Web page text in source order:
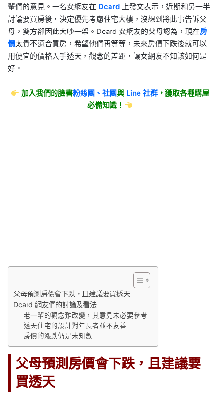
輩們的意見。一名女網友在 Dcard 上發文表示，近期和另一半
討論要買房後，決定優先考慮住宅大樓，沒想到將此事告訴父
母，雙方卻因此大吵一架。Dcard 女網友的父母認為，現在房
價太貴不適合買房，希望他們再等等，未來房價下跌後就可以
用便宜的價格入手透天，觀念的差距，讓女網友不知該如何是
好。
加入我們的臉書粉絲團、社團與 Line社群 ，獲取各種購屋
必備知識！
父母預測房價會下跌，且建議要買透天
Dcard 網友們的討論及看法
老一輩的觀念難改變，其意見未必要參考
透天住宅的設計對年長者並不友善
房價的漲跌仍是未知數
父母預測房價會下跌，且建議要
買透天